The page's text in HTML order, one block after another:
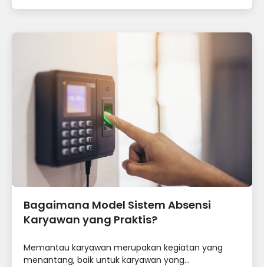
Bagaimana Model Sistem Absensi
Karyawan yang Praktis?
Memantau karyawan merupakan kegiatan yang
menantang, baik untuk karyawan yang...